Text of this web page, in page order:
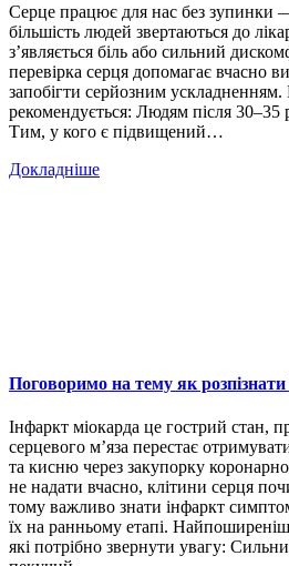
Серце працює для нас без зупинки
більшість людей звертаються до
з’являється біль або сильний
перевірка серця допомагає вчасно
запобігти серйозним ускладненням.
рекомендується: Людям після 30–35
Тим, у кого є підвищений…
Докладніше
Поговоримо на тему як
Інфаркт міокарда це гострий стан,
серцевого м’яза перестає
та кисню через закупорку
не надати вчасно, клітини серця
тому важливо знати інфаркт
їх на ранньому етапі.
які потрібно звернути увагу: